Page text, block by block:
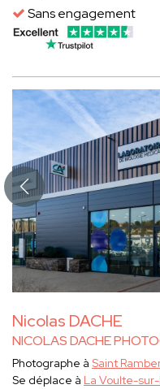
Sans engagement
Nicolas DACHE
NICOLAS DACHE
Photographe à Saint
Se déplace à La Voulte-